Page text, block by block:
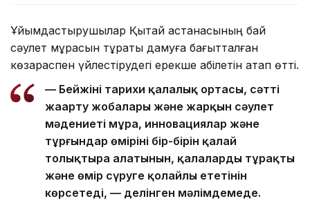
Ұйымдастырушылар Қытай астанасының бай
сәулет мұрасын тұрақты дамуға бағытталған
көзқараспен үйлестірудегі ерекше қабілетін атап өтті.
— Бейжіңнің тарихи қалалық ортасы, сәтті
жаңарту жобалары және жарқын сәулет
мәдениеті мұра, инновациялар және
тұрғындар өмірінің бір-бірін қалай
толықтыра алатынын, қалаларды тұрақты
және өмір сүруге қолайлы ететінін
көрсетеді, — делінген мәлімдемеде.